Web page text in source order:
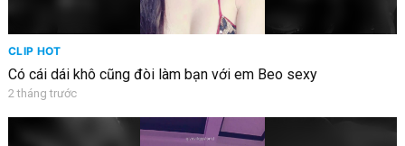
CLIP HOT
Có cái dái khô cũng đòi làm bạn với em Beo sexy
2 tháng trước